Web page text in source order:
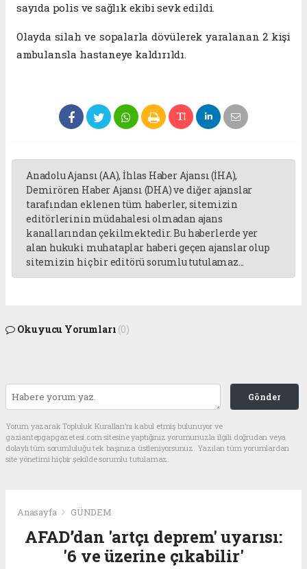
sayıda polis ve sağlık ekibi sevk edildi.
Olayda silah ve sopalarla dövülerek yaralanan 2 kişi
ambulansla hastaneye kaldırıldı.
Anadolu Ajansı (AA), İhlas Haber Ajansı (İHA),
Demirören Haber Ajansı (DHA) ve diğer ajanslar
tarafından eklenen tüm haberler, sitemizin
editörlerinin müdahalesi olmadan ajans
kanallarından çekilmektedir. Bu haberlerde yer
alan hukuki muhataplar haberi geçen ajanslar olup
sitemizin hiç bir editörü sorumlu tutulamaz...
Okuyucu Yorumları (0)
Gönder
Yorum yazarak Topluluk Kuralları’nı kabul etmiş bulunuyor ve
gaziantepgapgazetesi.com sitesine yaptığınız yorumunuzla ilgili doğrudan veya
dolaylı tüm sorumluluğu tek başınıza üstleniyorsunuz. Yazılan tüm yorumlardan
site yönetimi hiçbir şekilde sorumlu tutulamaz.
Anasayfa GÜNDEM
AFAD’dan 'artçı deprem' uyarısı:
'6 ve üzerine çıkabilir'